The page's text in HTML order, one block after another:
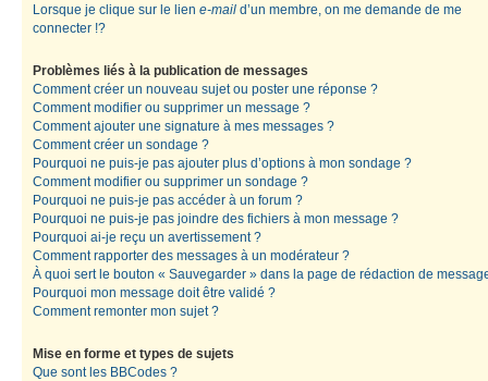
Lorsque je clique sur le lien e-mail d’un membre, on me demande de me
connecter !?
Problèmes liés à la publication de messages
Comment créer un nouveau sujet ou poster une réponse ?
Comment modifier ou supprimer un message ?
Comment ajouter une signature à mes messages ?
Comment créer un sondage ?
Pourquoi ne puis-je pas ajouter plus d’options à mon sondage ?
Comment modifier ou supprimer un sondage ?
Pourquoi ne puis-je pas accéder à un forum ?
Pourquoi ne puis-je pas joindre des fichiers à mon message ?
Pourquoi ai-je reçu un avertissement ?
Comment rapporter des messages à un modérateur ?
À quoi sert le bouton « Sauvegarder » dans la page de rédaction de
Pourquoi mon message doit être validé ?
Comment remonter mon sujet ?
Mise en forme et types de sujets
Que sont les BBCodes ?